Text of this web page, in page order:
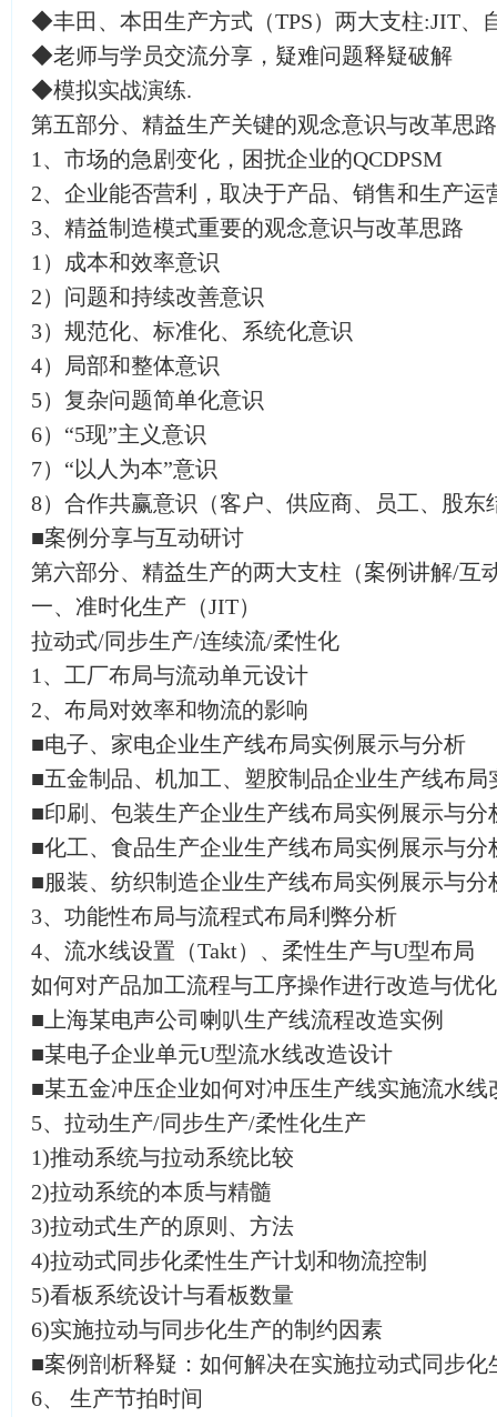
◆丰田、本田生产方式（TPS）两大支柱:JIT、
◆老师与学员交流分享，疑难问题释疑破解
◆模拟实战演练.
第五部分、精益生产关键的观念意识与改革思路
1、市场的急剧变化，困扰企业的QCDPSM
2、企业能否营利，取决于产品、销售和生产运
3、精益制造模式重要的观念意识与改革思路
1）成本和效率意识
2）问题和持续改善意识
3）规范化、标准化、系统化意识
4）局部和整体意识
5）复杂问题简单化意识
6）“5现”主义意识
7）“以人为本”意识
8）合作共赢意识（客户、供应商、员工、股东
■案例分享与互动研讨
第六部分、精益生产的两大支柱（案例讲解/互
一、准时化生产（JIT）
拉动式/同步生产/连续流/柔性化
1、工厂布局与流动单元设计
2、布局对效率和物流的影响
■电子、家电企业生产线布局实例展示与分析
■五金制品、机加工、塑胶制品企业生产线布局
■印刷、包装生产企业生产线布局实例展示与分
■化工、食品生产企业生产线布局实例展示与分
■服装、纺织制造企业生产线布局实例展示与分
3、功能性布局与流程式布局利弊分析
4、流水线设置（Takt）、柔性生产与U型布局
如何对产品加工流程与工序操作进行改造与优化
■上海某电声公司喇叭生产线流程改造实例
■某电子企业单元U型流水线改造设计
■某五金冲压企业如何对冲压生产线实施流水线
5、拉动生产/同步生产/柔性化生产
1)推动系统与拉动系统比较
2)拉动系统的本质与精髓
3)拉动式生产的原则、方法
4)拉动式同步化柔性生产计划和物流控制
5)看板系统设计与看板数量
6)实施拉动与同步化生产的制约因素
■案例剖析释疑：如何解决在实施拉动式同步
6、 生产节拍时间